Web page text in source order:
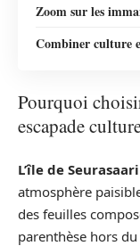
Zoom sur les
Combiner culture
Pourquoi
escapade
L’île de Seurasaari
atmosphère
des feuilles
parenthèse hors